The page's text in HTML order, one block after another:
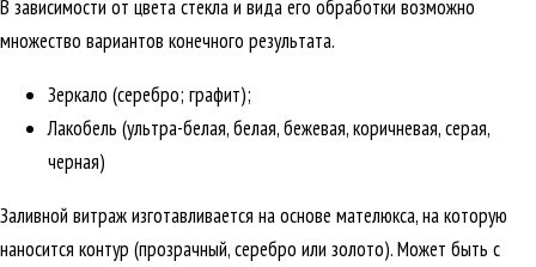
В зависимости от цвета стекла и вида его обработки возможно
множество вариантов конечного результата.
Зеркало (серебро; графит);
Лакобель (ультра-белая, белая, бежевая, коричневая, серая,
черная)
Заливной витраж изготавливается на основе мателюкса, на которую
наносится контур (прозрачный, серебро или золото). Может быть с